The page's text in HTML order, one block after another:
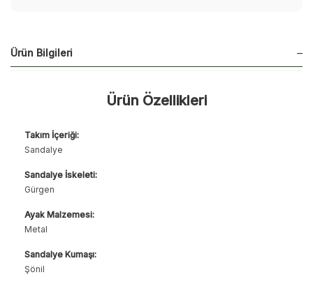
Ürün Bilgileri
Ürün Özellikleri
Takım İçeriği:
Sandalye
Sandalye İskeleti:
Gürgen
Ayak Malzemesi:
Metal
Sandalye Kumaşı:
Şönil